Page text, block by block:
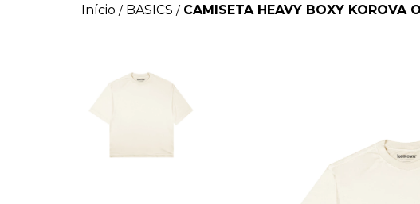
Início / BASICS / CAMISETA HEAVY BOXY KOROVA